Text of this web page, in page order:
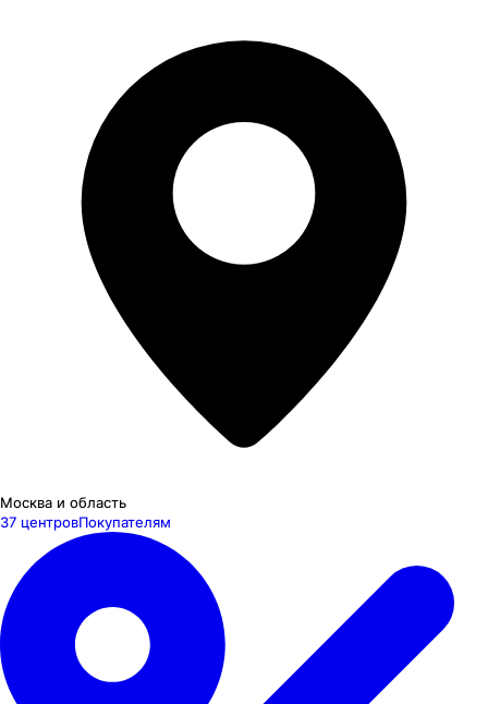
Москва и область
37 центровПокупателям